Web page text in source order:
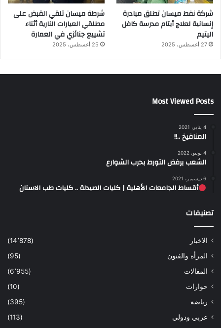
شركة نفط ميسان تطلق مبادرة
إنسانية لعلاج أيتام مدرسة كافل
اليتيم
27 أغسطس، 2025
شرطة ميسان تلقي القبض على
مطلقي العيارات النارية أثناء
تشييع جنائزي في العمارة
25 أغسطس، 2025
Most Viewed Posts
4 يناير، 2021
المنافيخ ..!!
4 يونيو، 2022
الشعب يرفض التورط بحرب الشوارع
6 ديسمبر، 2021
أقساط الجامعات الأهلية | كليات الصيدلة .. كليات طب الاسنان
تصنيفات
الاخبار
(14٬878)
المرأة والفنون
(95)
المقالات
(6٬955)
حوارات
(10)
رياضة
(395)
عربي ودولي
(113)